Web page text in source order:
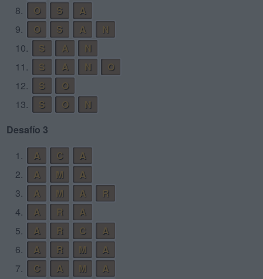
8.
O S
A
9.
O S A
N
10.
S A
N
11.
S A N
O
12.
S
O
13.
S O
N
Desafío 3
1.
A C
A
2.
A M
A
3.
A M A
R
4.
A R
A
5.
A R C
A
6.
A R M
A
7.
C A M
A